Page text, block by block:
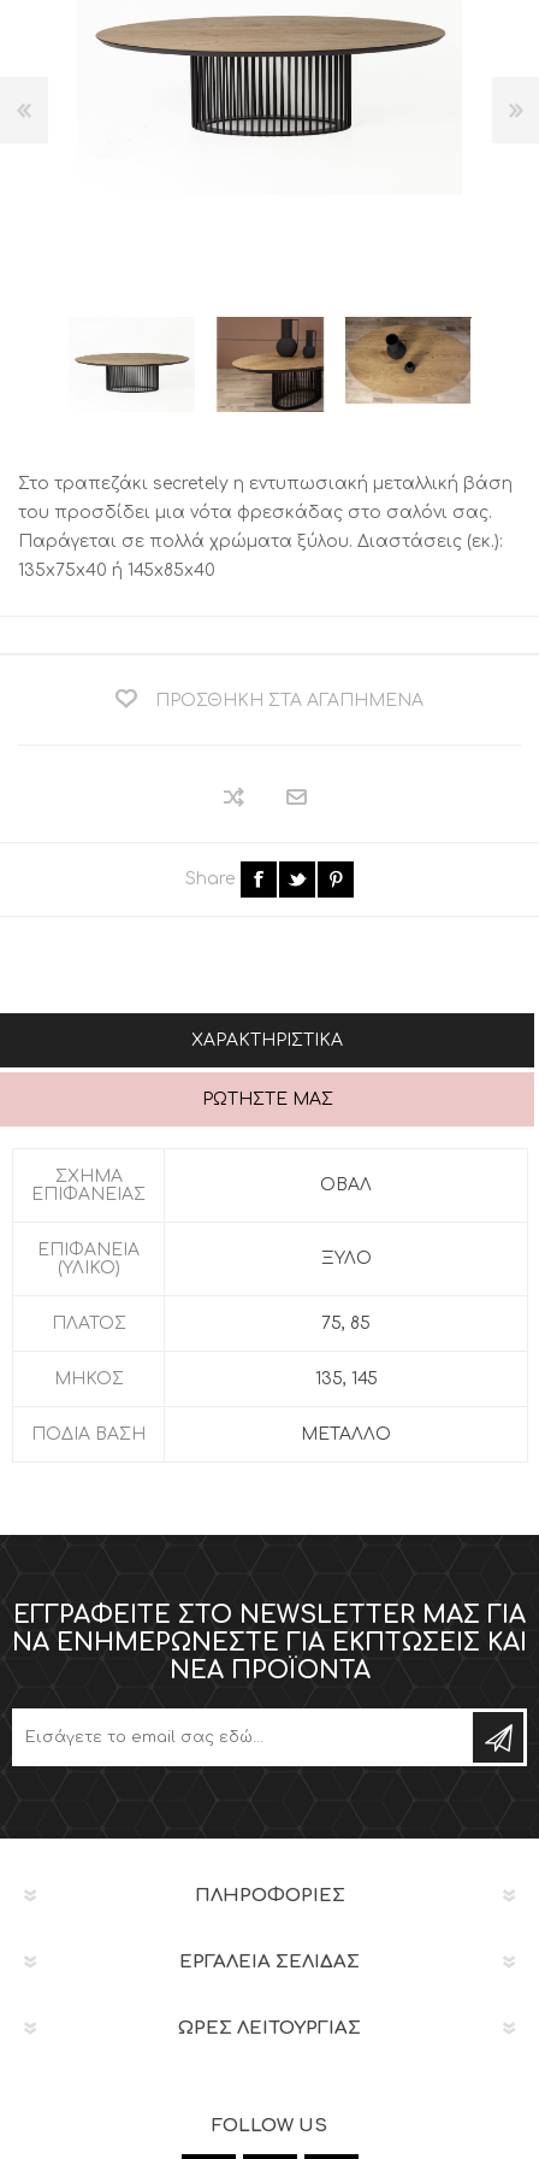
Στο τραπεζάκι secretely η εντυπωσιακή μεταλλική βάση
του προσδίδει μια νότα φρεσκάδας στο σαλόνι σας.
Παράγεται σε πολλά χρώματα ξύλου. Διαστάσεις (εκ.):
135x75x40 ή 145x85x40
ΠΡΟΣΘΉΚΗ ΣΤΑ ΑΓΑΠΗΜΈΝΑ
Share
ΧΑΡΑΚΤΗΡΙΣΤΙΚΆ
ΡΩΤΉΣΤΕ ΜΑΣ
ΣΧΗΜΑ
ΕΠΙΦΑΝΕΙΑΣ
ΟΒΑΛ
ΕΠΙΦΑΝΕΙΑ
(ΥΛΙΚΟ)
ΞΥΛΟ
ΠΛΑΤΟΣ 75, 85
ΜΗΚΟΣ 135, 145
ΠΟΔΙΑ ΒΑΣΗ MΕΤΑΛΛΟ
ΕΓΓΡΑΦΕΊΤΕ ΣΤΟ NEWSLETTER ΜΑΣ ΓΙΑ
ΝΑ ΕΝΗΜΕΡΏΝΕΣΤΕ ΓΙΑ ΕΚΠΤΏΣΕΙΣ ΚΑΙ
ΝΈΑ ΠΡΟΪΌΝΤΑ
ΠΛΗΡΟΦΟΡΊΕΣ
ΕΡΓΑΛΕΊΑ ΣΕΛΊΔΑΣ
ΩΡΕΣ ΛΕΙΤΟΥΡΓΙΑΣ
FOLLOW US